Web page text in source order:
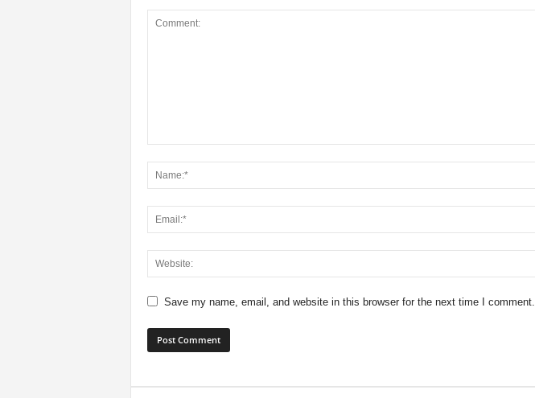
Save my name, email, and website in this browser for the next time I comment.